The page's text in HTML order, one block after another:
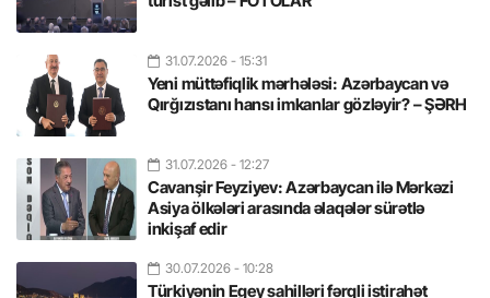
31.07.2026 - 15:31
Yeni müttəfiqlik mərhələsi: Azərbaycan və
Qırğızıstanı hansı imkanlar gözləyir? – ŞƏRH
31.07.2026 - 12:27
Cavanşir Feyziyev: Azərbaycan ilə Mərkəzi
Asiya ölkələri arasında əlaqələr sürətlə
inkişaf edir
30.07.2026 - 10:28
Türkiyənin Egey sahilləri fərqli istirahət